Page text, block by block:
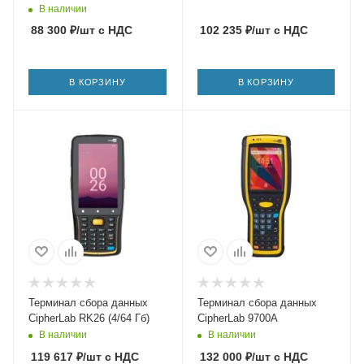
В наличии
88 300 ₽/шт с НДС
В КОРЗИНУ
102 235₽/штс НДС
В КОРЗИНУ
Терминал сбора данных
CipherLab RK26 (4/64 Гб)
В наличии
119 617 ₽/шт с НДС
Терминал сбора данных
CipherLab 9700A
В наличии
132 000₽/штс НДС